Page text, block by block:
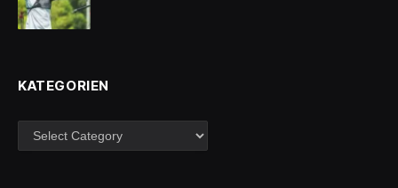
KATEGORIEN
Kategorien